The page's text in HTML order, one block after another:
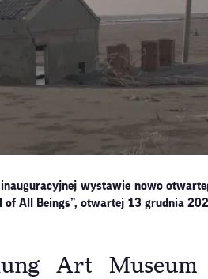
wystawie nowo
of All Beings”, otwartej 13 grudnia
Art